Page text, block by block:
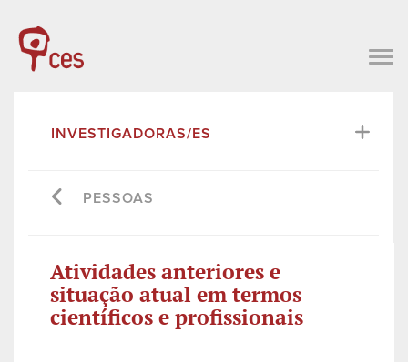
INVESTIGADORAS/ES
PESSOAS
Atividades anteriores e
situação atual em termos
científicos e profissionais